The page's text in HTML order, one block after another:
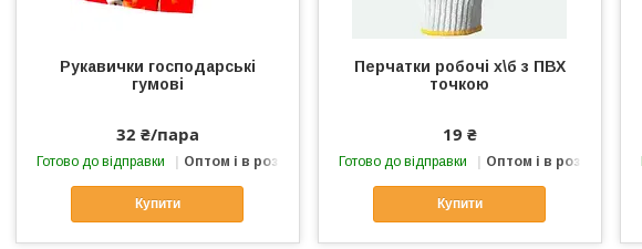
Рукавички господарські
гумові
32 ₴/пара
Готово до відправки Оптом і в роздріб
Купити
Перчатки робочі х\б з ПВХ
точкою
19 ₴
Готово до відправки Оптом і в роздріб
Купити